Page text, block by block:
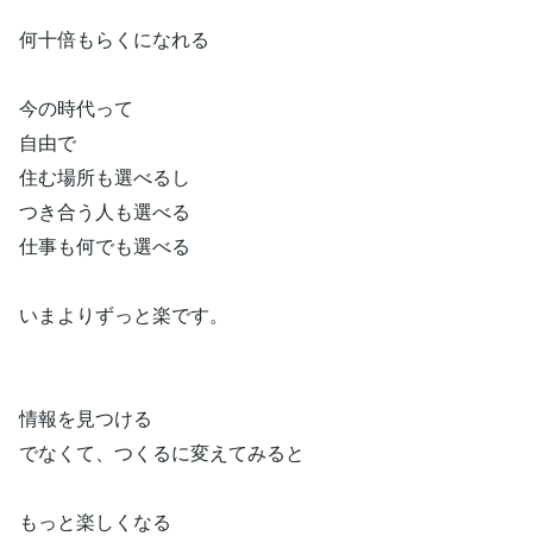
何十倍もらくになれる
今の時代って
自由で
住む場所も選べるし
つき合う人も選べる
仕事も何でも選べる
いまよりずっと楽です。
情報を見つける
でなくて、つくるに変えてみると
もっと楽しくなる